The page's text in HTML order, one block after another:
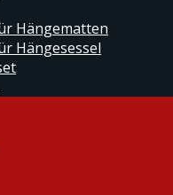
Hängematten
Hängesessel